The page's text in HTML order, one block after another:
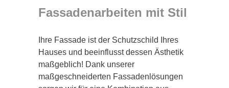
Fassadenarbeiten mit Stil
Ihre Fassade ist der Schutzschild Ihres
Hauses und beeinflusst dessen Ästhetik
maßgeblich! Dank unserer
maßgeschneiderten Fassadenlösungen